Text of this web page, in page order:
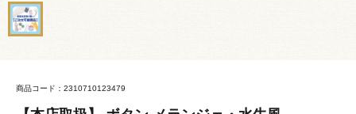
商品コード：2310710123479